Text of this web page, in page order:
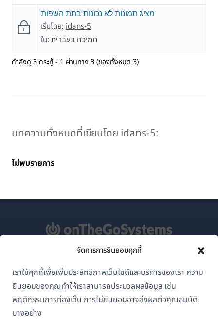
จัดการการยินยอมคุกกี้
เราใช้คุกกี้เพื่อเพิ่มประสิทธิภาพเว็บไซต์และบริการของเรา ความ
ยินยอมของคุณทำให้เราสามารถประมวลผลข้อมูล เช่น
พฤติกรรมการท่องเว็บ การไม่ยินยอมอาจส่งผลต่อคุณสมบัติ
บางอย่าง
מציג תמונות לא נכונות בתת השפות
เริ่มโดย: idans-5
ใน: תמיכה בעברית
กำลังดู 3 กระทู้ - 1 ผ่านทาง 3 (ของทั้งหมด 3)
บทความทั้งหมดที่เขียนโดย idans-5:
ไม่พบรายการ
GDPR และนโยบายความเป็นส่วนตัว
เข้าร่วมทีมของเรา(เปิด